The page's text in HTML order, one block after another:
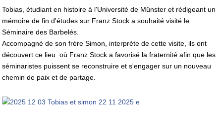
Tobias, étudiant en histoire à l'Université de Münster et rédigeant un
mémoire de fin d'études sur Franz Stock a souhaité visité le
Séminaire des Barbelés.
Accompagné de son frère Simon, interprète de cette visite, ils ont
découvert ce lieu où Franz Stock a favorisé la fraternité afin que les
séminaristes puissent se reconstruire et s'engager sur un nouveau
chemin de paix et de partage.